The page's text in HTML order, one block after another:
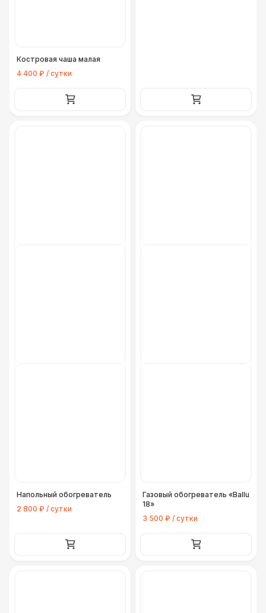
Костровая чаша малая
4 400 ₽ / сутки
Напольный обогреватель
2 800 ₽ / сутки
Газовый обогреватель «Ballu
18»
3 500 ₽ / сутки